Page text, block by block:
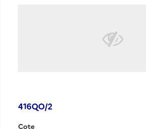
416QO/2
Cote